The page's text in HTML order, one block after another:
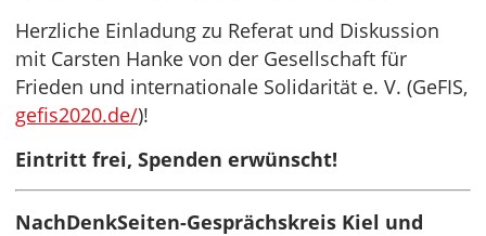
Herzliche Einladung zu Referat und Diskussion
mit Carsten Hanke von der Gesellschaft für
Frieden und internationale Solidarität e. V. (GeFIS,
gefis2020.de/)!
Eintritt frei, Spenden erwünscht!
NachDenkSeiten-Gesprächskreis Kiel und